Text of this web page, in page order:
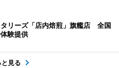
リーズ「店内焙煎」旗艦店 全国
験提供
と見る